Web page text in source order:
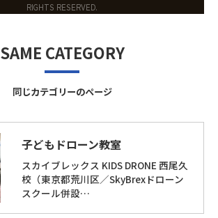
RIGHTS RESERVED.
同じカテゴリーのページ
SAME CATEGORY
子どもドローン教室
スカイブレックス KIDS DRONE 西尾久
校（東京都荒川区／SkyBrexドローン
スクール併設…